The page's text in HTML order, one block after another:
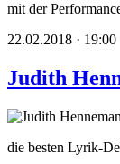
mit der
22.02.2018 · 19:00
Judith
die besten Lyrik-